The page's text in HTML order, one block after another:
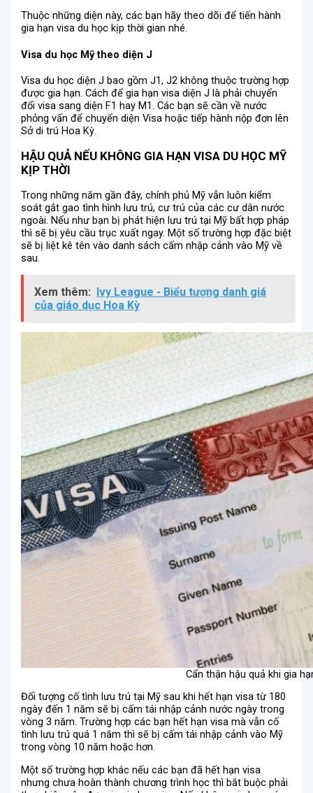
Thuộc những diện này, các bạn hãy theo dõi để tiến hành
gia hạn visa du học kịp thời gian nhé.
Visa du học Mỹ theo diện J
Visa du học diện J bao gồm J1, J2 không thuộc trường hợp
được gia hạn. Cách để gia hạn visa diện J là phải chuyển
đổi visa sang diện F1 hay M1. Các bạn sẽ cần về nước
phỏng vấn để chuyển diện Visa hoặc tiếp hành nộp đơn lên
Sở di trú Hoa Kỳ.
HẬU QUẢ NẾU KHÔNG GIA HẠN VISA DU HỌC MỸ
KỊP THỜI
Trong những năm gần đây, chính phủ Mỹ vẫn luôn kiểm
soát gắt gao tình hình lưu trú, cư trú của các cư dân nước
ngoài. Nếu như bạn bị phát hiện lưu trú tại Mỹ bất hợp pháp
thì sẽ bị yêu cầu trục xuất ngay. Một số trường hợp đặc biệt
sẽ bị liệt kê tên vào danh sách cấm nhập cảnh vào Mỹ về
sau.
Xem thêm: Ivy League - Biểu tượng danh giá
của giáo dục Hoa Kỳ
Cẩn thận hậu quả khi gia
Đối tượng cố tình lưu trú tại Mỹ sau khi hết hạn visa từ 180
ngày đến 1 năm sẽ bị cấm tái nhập cảnh nước ngày trong
vòng 3 năm. Trường hợp các bạn hết hạn visa mà vẫn cố
tình lưu trú quá 1 năm thì sẽ bị cấm tái nhập cảnh vào Mỹ
trong vòng 10 năm hoặc hơn.
Một số trường hợp khác nếu các bạn đã hết hạn visa
nhưng chưa hoàn thành chương trình học thì bắt buộc phải